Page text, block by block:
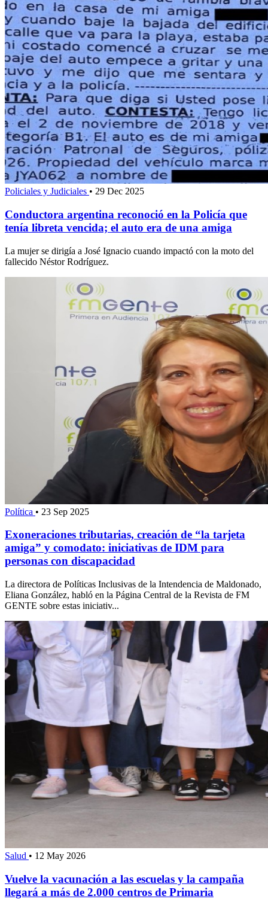
Policiales y Judiciales • 29 Dec 2025
Conductora argentina reconoció en la Policía que
tenía libreta vencida; el auto era de una amiga
La mujer se dirigía a José Ignacio cuando impactó con la moto del
fallecido Néstor Rodríguez.
Política • 23 Sep 2025
Exoneraciones tributarias, creación de “la tarjeta
amiga” y comodato: iniciativas de IDM para
personas con discapacidad
La directora de Políticas Inclusivas de la Intendencia de Maldonado,
Eliana González, habló en la Página Central de la Revista de FM
GENTE sobre estas iniciativ...
Salud • 12 May 2026
Vuelve la vacunación a las escuelas y la campaña
llegará a más de 2.000 centros de Primaria